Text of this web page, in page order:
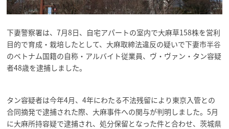
下妻警察署は、7月8日、自宅アパートの室内で大麻草158株を営利
目的で育成・栽培したとして、大麻取締法違反の疑いで下妻市半谷
のベトナム国籍の自称・アルバイト従業員、ヴ・ヴァン・タン容疑
者48歳を逮捕しました。
タン容疑者は今年4月、4年にわたる不法残留により東京入管との
合同摘発で逮捕された際、大麻事件への関与が判明しました。5月
に大麻所持容疑で逮捕され、処分保留となった件と合わせ、茨城県